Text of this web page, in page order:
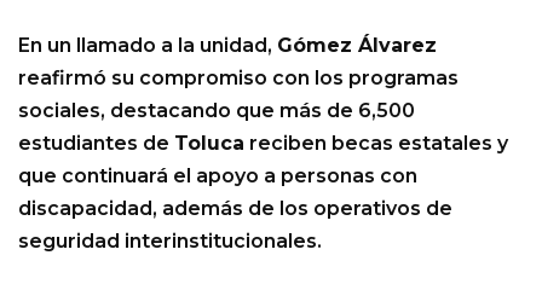
En un llamado a la unidad, Gómez Álvarez
reafirmó su compromiso con los programas
sociales, destacando que más de 6,500
estudiantes de Toluca reciben becas estatales y
que continuará el apoyo a personas con
discapacidad, además de los operativos de
seguridad interinstitucionales.